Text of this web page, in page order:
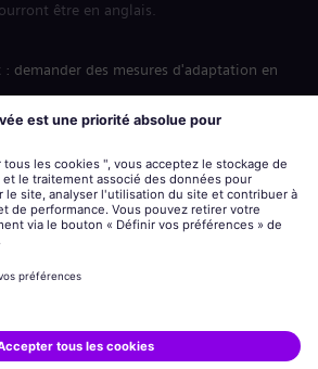
être en anglais.
demander des mesures d'adaptation en
(Formulaire sur les conditions
Internet international
Avis de confidentialité
marque déposée de Siemens AG.